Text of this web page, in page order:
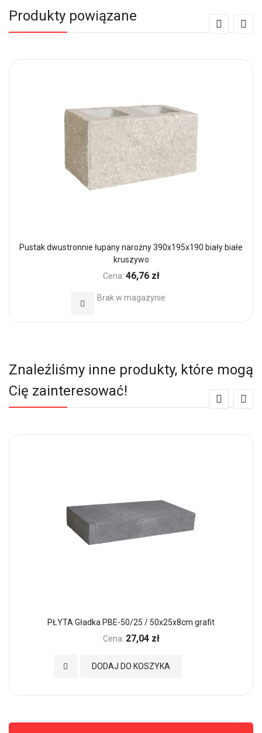
Produkty powiązane
Pustak dwustronnie łupany narożny 390x195x190 biały białe
kruszywo
Cena: 46,76 zł
Brak w magazynie
Dodaj do Ulubionych
Znaleźliśmy inne produkty, które mogą
Cię zainteresować!
PŁYTA Gładka PBE-50/25 / 50x25x8cm grafit
Cena: 27,04 zł
DODAJ DO KOSZYKA
Dodaj do Ulubionych